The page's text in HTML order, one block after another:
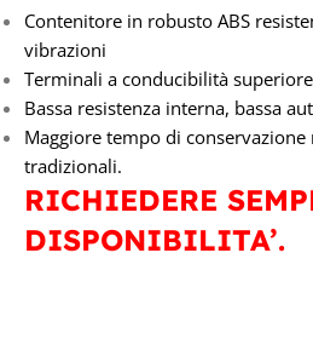
Contenitore in robusto ABS
vibrazioni
Terminali a conducibilità
Bassa resistenza interna, bassa
Maggiore tempo di
tradizionali.
RICHIEDERE
DISPONIBILITA’.